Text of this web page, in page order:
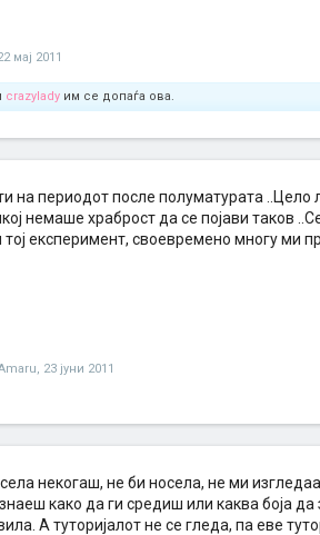
мај 2011
crazylady им се допаѓа ова.
на периодот после полуматурата
немаше храброст да се појави таков
експеримент, своевремено многу ми
, 23 јуни 2011
некогаш, не би носела, не ми
како да ги средиш или каква боја
А туторијалот не се гледа, па еве